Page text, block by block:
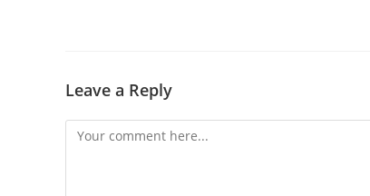
Leave a Reply